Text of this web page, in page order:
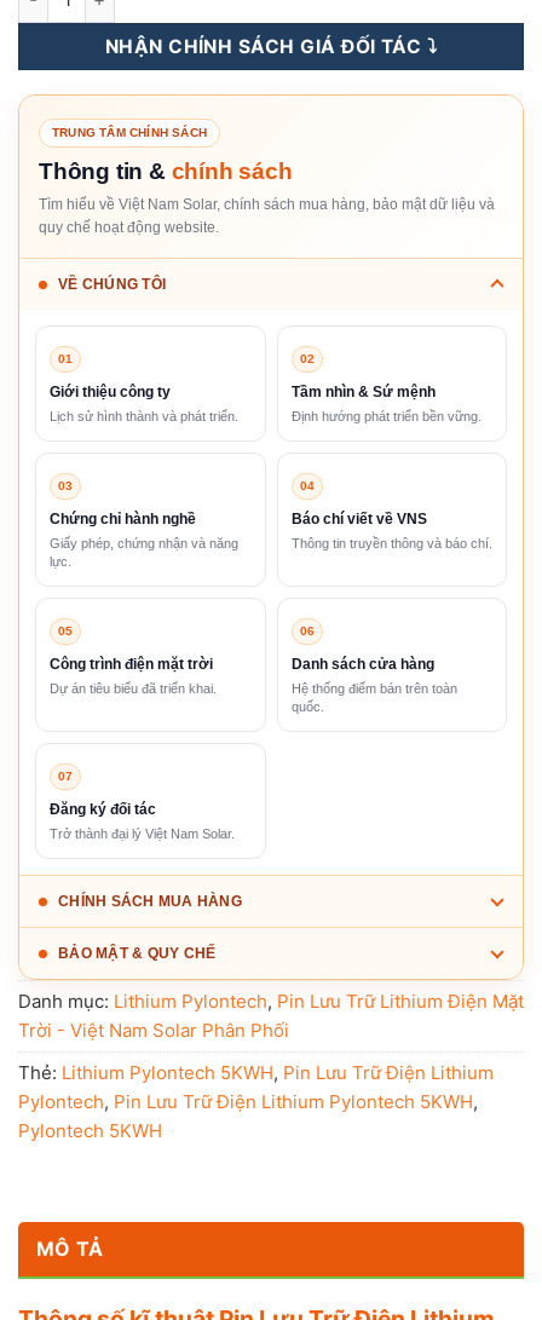
NHẬN CHÍNH SÁCH GIÁ ĐỐI TÁC ⤵️
TRUNG TÂM CHÍNH SÁCH
Thông tin & chính sách
Tìm hiểu về Việt Nam Solar, chính sách mua hàng, bảo mật dữ liệu và
quy chế hoạt động website.
VỀ CHÚNG TÔI
01
Giới thiệu công ty
Lịch sử hình thành và phát triển.
02
Tầm nhìn & Sứ mệnh
Định hướng phát triển bền vững.
03
Chứng chỉ hành nghề
Giấy phép, chứng nhận và năng
lực.
04
Báo chí viết về VNS
Thông tin truyền thông và báo chí.
05
Công trình điện mặt trời
Dự án tiêu biểu đã triển khai.
06
Danh sách cửa hàng
Hệ thống điểm bán trên toàn
quốc.
07
Đăng ký đối tác
Trở thành đại lý Việt Nam Solar.
CHÍNH SÁCH MUA HÀNG
BẢO MẬT & QUY CHẾ
Danh mục: Lithium Pylontech, Pin Lưu Trữ Lithium Điện Mặt
Trời - Việt Nam Solar Phân Phối
Thẻ: Lithium Pylontech 5KWH, Pin Lưu Trữ Điện Lithium
Pylontech, Pin Lưu Trữ Điện Lithium Pylontech 5KWH,
Pylontech 5KWH
MÔ TẢ